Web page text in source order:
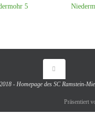
5
- Homepage des SC Ramstein-
Präsentiert